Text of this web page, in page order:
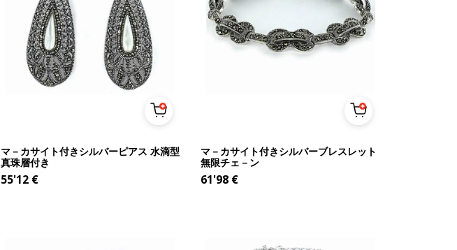
マ－カサイト付きシルバーピアス 水滴型
真珠層付き
55'12€
マ－カサイト付きシルバーブレスレット
無限チェ－ン
61'98 €